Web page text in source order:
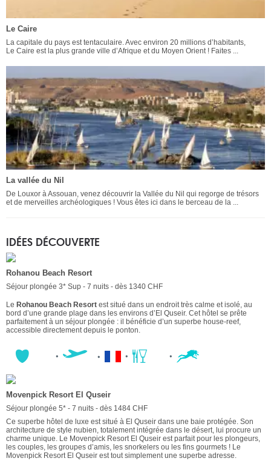
Le Caire
La capitale du pays est tentaculaire. Avec environ 20 millions d’habitants,
Le Caire est la plus grande ville d’Afrique et du Moyen Orient ! Faites ...
La vallée du Nil
De Louxor à Assouan, venez découvrir la Vallée du Nil qui regorge de trésors
et de merveilles archéologiques ! Vous êtes ici dans le berceau de la ...
IDÉES DÉCOUVERTE
Rohanou Beach Resort
Séjour plongée 3* Sup - 7 nuits - dès 1340 CHF
Le Rohanou Beach Resort est situé dans un endroit très calme et isolé, au
bord d’une grande plage dans les environs d’El Quseir. Cet hôtel se prête
parfaitement à un séjour plongée : il bénéficie d’un superbe house-reef,
accessible directement depuis le ponton.
Movenpick Resort El Quseir
Séjour plongée 5* - 7 nuits - dès 1484 CHF
Ce superbe hôtel de luxe est situé à El Quseir dans une baie protégée. Son
architecture de style nubien, totalement intégrée dans le désert, lui procure un
charme unique. Le Movenpick Resort El Quseir est parfait pour les plongeurs,
les couples, les groupes d’amis, les snorkelers ou les fins gourmets ! Le
Movenpick Resort El Quseir est tout simplement une superbe adresse.